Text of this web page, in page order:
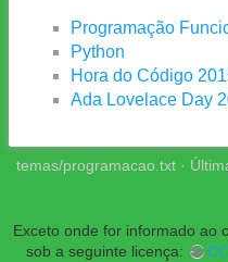
Programação
Python
Hora do Código
Ada Lovelace Day
temas/programacao.txt ·
Exceto onde for informado ao
sob a seguinte licença: